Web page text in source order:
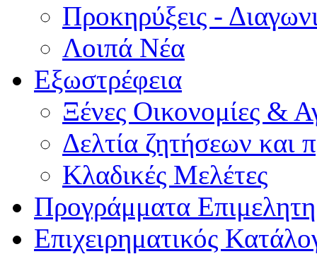
Προκηρύξεις -
Λοιπά Νέα
Εξωστρέφεια
Ξένες Οικονομίες &
Δελτία ζητήσεων
Κλαδικές Μελέτες
Προγράμματα
Επιχειρηματικός